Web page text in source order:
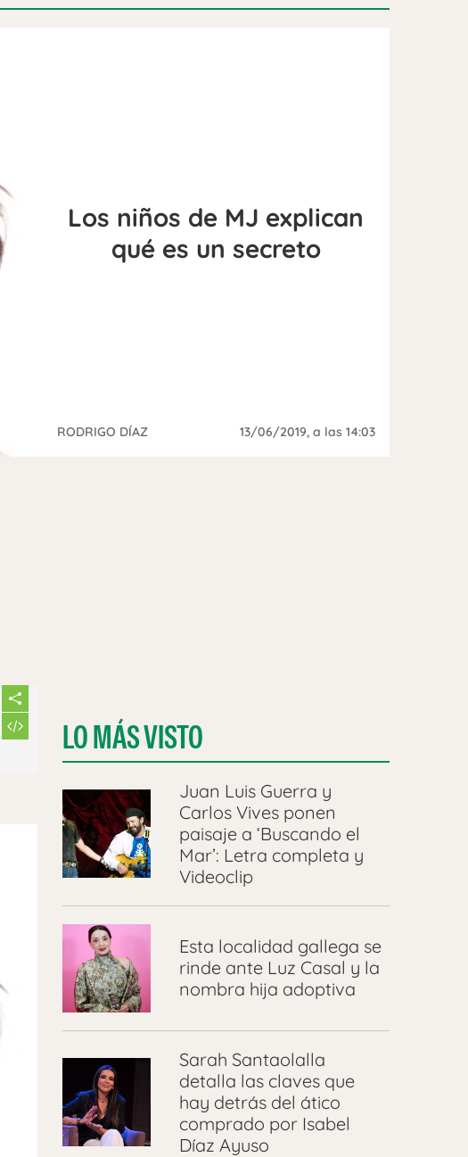
Los niños de MJ explican
qué es un secreto
RODRIGO DÍAZ 13/06/2019, a las 14:03
LO MÁS VISTO
Juan Luis Guerra y
Carlos Vives ponen
paisaje a ‘Buscando el
Mar’: Letra completa y
Videoclip
Esta localidad gallega se
rinde ante Luz Casal y la
nombra hija adoptiva
Sarah Santaolalla
detalla las claves que
hay detrás del ático
comprado por Isabel
Díaz Ayuso